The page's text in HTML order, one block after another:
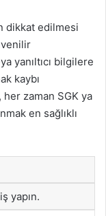
dikkat edilmesi
yanıltıcı bilgilere
kaybı
zaman SGK ya
en sağlıklı
yapın.